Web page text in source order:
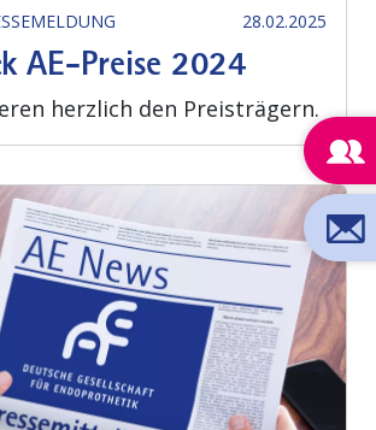
28.02.2025
AE-Preise 2024
herzlich den Preisträgern.